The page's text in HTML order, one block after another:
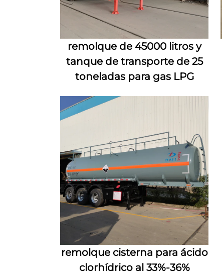
remolque de 45000 litros y
tanque de transporte de 25
toneladas para gas LPG
remolque cisterna para ácido
clorhídrico al 33%-36%